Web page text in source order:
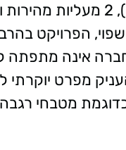
בוטיק". 9 קומות עם 23 דירות בלבד (3
שפוי, הפרויקט
אינה מתפתה
מפרט יוקרתי
מטבחי